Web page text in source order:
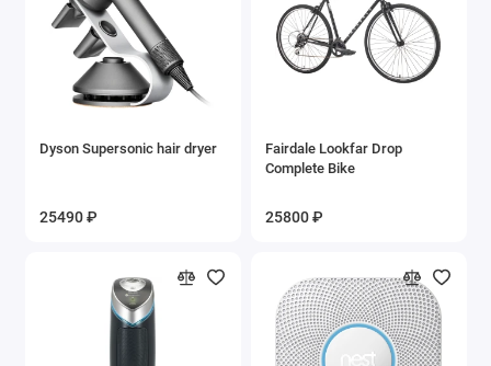
Dyson Supersonic hair dryer
25490 ₽
Fairdale Lookfar Drop
Complete Bike
25800 ₽